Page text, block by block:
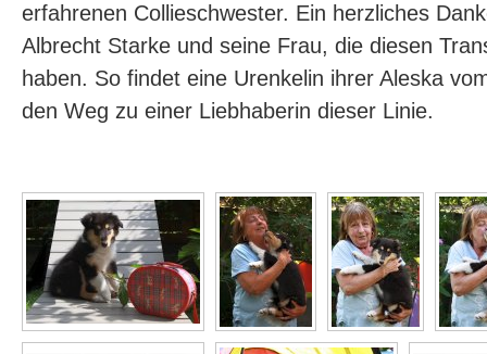
erfahrenen Collieschwester. Ein herzliches
Albrecht Starke und seine Frau, die diesen
haben. So findet eine Urenkelin ihrer Aleska
den Weg zu einer Liebhaberin dieser Linie.